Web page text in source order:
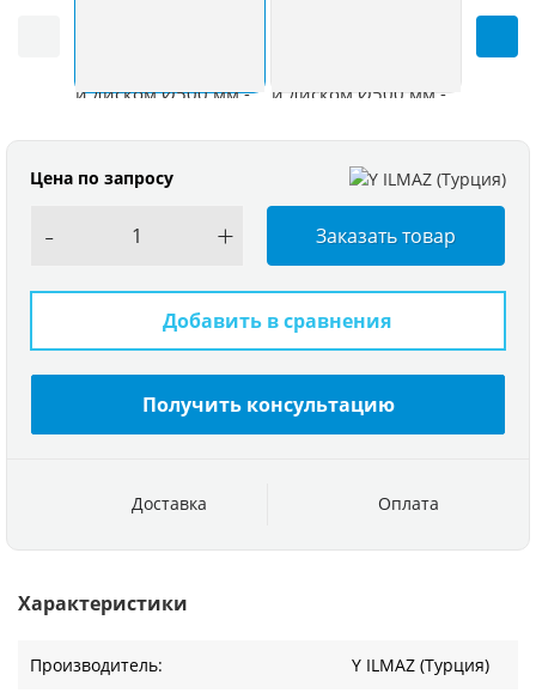
Характеристики
Производитель: Y ILMAZ (Турция)
Цена по запросу
- + Заказать товар
Добавить в сравнения
Получить консультацию
Доставка Оплата